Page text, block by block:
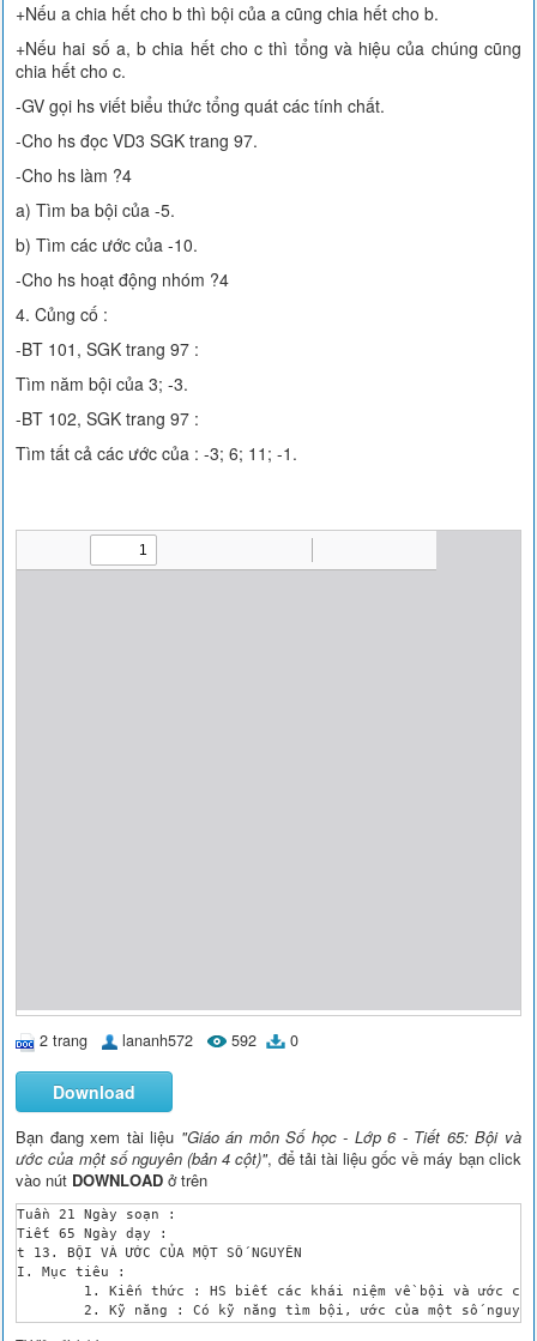
+Nếu a chia hết cho b thì bội của a cũng chia hết cho b.
+Nếu hai số a, b chia hết cho c thì tổng và hiệu của chúng cũng
chia hết cho c.
-GV gọi hs viết biểu thức tổng quát các tính chất.
-Cho hs đọc VD3 SGK trang 97.
-Cho hs làm ?4
a) Tìm ba bội của -5.
b) Tìm các ước của -10.
-Cho hs hoạt động nhóm ?4
4. Củng cố :
-BT 101, SGK trang 97 :
Tìm năm bội của 3; -3.
-BT 102, SGK trang 97 :
Tìm tất cả các ước của : -3; 6; 11; -1.
2 trang lananh572 592 0
Download
Bạn đang xem tài liệu "Giáo án môn Số học - Lớp 6 - Tiết 65: Bội và
ước của một số nguyên (bản 4 cột)", để tải tài liệu gốc về máy bạn click
vào nút DOWNLOAD ở trên
Tuần 21	Ngày soạn :
Tiết 65	Ngày dạy :
t 13. BỘI VÀ ƯỚC CỦA MỘT SỐ NGUYÊN
I. Mục tiêu :
	2. Kỹ năng : Có kỹ năng tìm bội, ước của một số nguyên nhanh, đúng.
	3. Thái độ : Thấy được sự logic toán học, ham thích học toán.